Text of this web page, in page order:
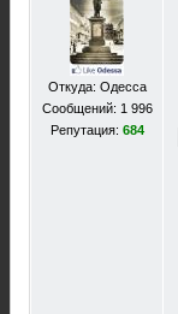
Откуда: Одесса
Сообщений: 1 996
Репутация: 684